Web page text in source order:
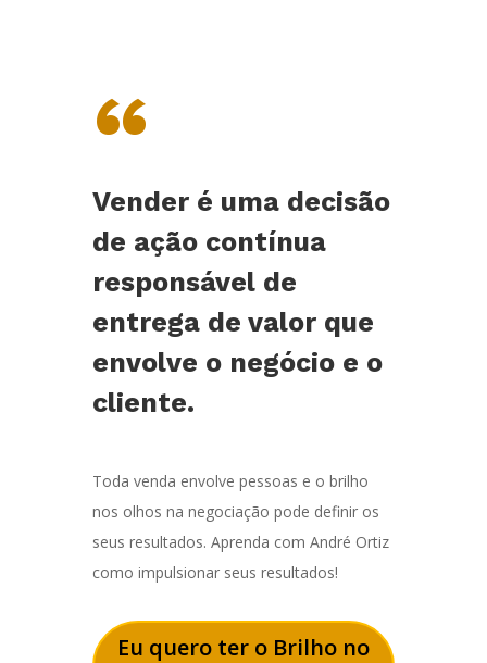
“
Vender é uma decisão
de ação contínua
responsável de
entrega de valor que
envolve o negócio e o
cliente.
Toda venda envolve pessoas e o brilho
nos olhos na negociação pode definir os
seus resultados. Aprenda com André Ortiz
como impulsionar seus resultados!
Eu quero ter o Brilho no